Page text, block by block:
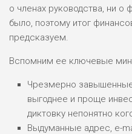
о членах руководства, ни о
было, поэтому итог
предсказуем.
Вспомним ее ключевые
Чрезмерно завышенные
выгоднее и проще
диктовку непонятно
Выдуманные адрес, e-